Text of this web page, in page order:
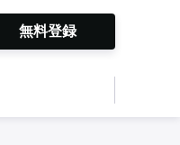
無料登録